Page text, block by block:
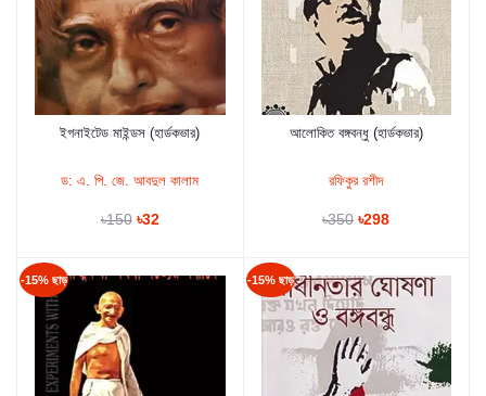
কার্টে যুক্ত করুন
ইগনাইটেড মাইন্ডস (হার্ডকভার)
ড: এ. পি. জে. আবদুল কালাম
৳150 ৳32
কার্টে যুক্ত করুন
আলোকিত বঙ্গবন্ধু (হার্ডকভার)
রফিকুর রশীদ
৳350 ৳298
-15% ছাড় -15% ছাড়